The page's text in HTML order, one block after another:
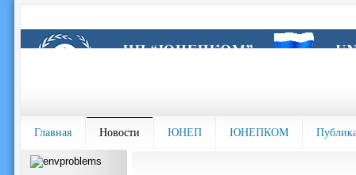
Главная Новости ЮНЕП ЮНЕПКОМ